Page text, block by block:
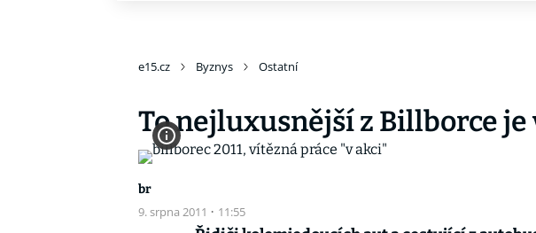
e15.cz Byznys Ostatní
To nejluxusnější z Billborce
br
9. srpna 2011 · 11:55